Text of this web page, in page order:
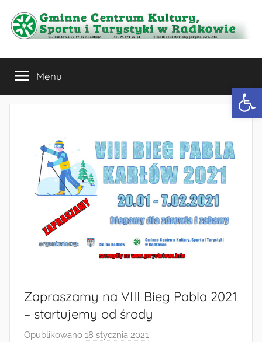
treści
Gminne
Centrum
Sportu
Turystyki
Radkowie
Menu
Zapraszamy na VIII Bieg Pabla 2021
– startujemy od środy
Opublikowano 18 stycznia 2021